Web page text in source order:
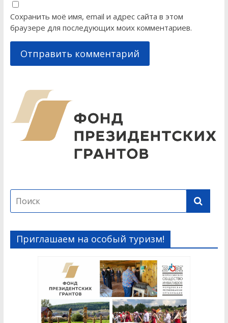
Сохранить моё имя, email и адрес сайта в этом
браузере для последующих моих комментариев.
Приглашаем на особый туризм!